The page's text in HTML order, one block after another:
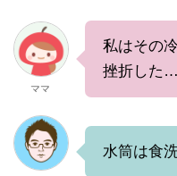
ママ
私はその
挫折した…
水筒は食